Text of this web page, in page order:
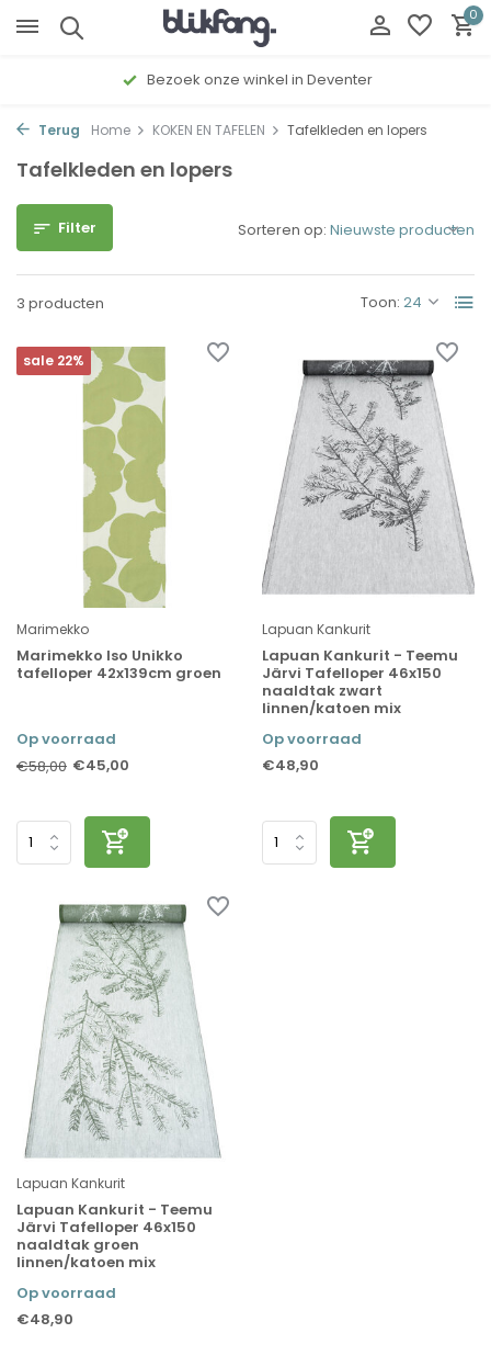
0
Bezoek onze winkel in Deventer
Terug Home KOKEN EN TAFELEN Tafelkleden en lopers
Tafelkleden en lopers
Filter
3 producten Toon:
Sorteren op:
sale 22%
Marimekko
Marimekko Iso Unikko
tafelloper 42x139cm groen
Op voorraad
€58,00 €45,00
Lapuan Kankurit
Lapuan Kankurit - Teemu
Järvi Tafelloper 46x150
naaldtak zwart
linnen/katoen mix
Op voorraad
€48,90
Lapuan Kankurit
Lapuan Kankurit - Teemu
Järvi Tafelloper 46x150
naaldtak groen
linnen/katoen mix
Op voorraad
€48,90